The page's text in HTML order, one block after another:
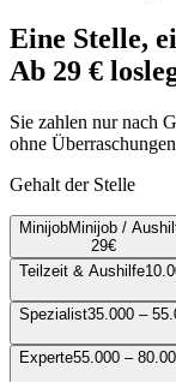
Eine Stelle,
Ab 29 €
Sie zahlen nur nach
ohne
Gehalt der Stelle
MinijobMinijob /
29€
Teilzeit & Aushilfe
Spezialist35.000 –
Experte55.000 –